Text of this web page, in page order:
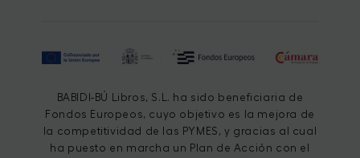
BABIDI-BÚ Libros, S.L. ha sido beneficiaria de
Fondos Europeos, cuyo objetivo es la mejora de
la competitividad de las PYMES, y gracias al cual
ha puesto en marcha un Plan de Acción con el